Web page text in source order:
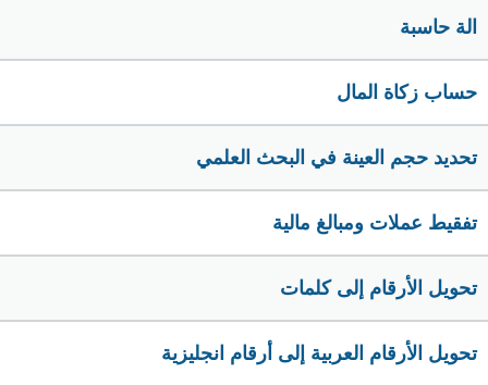
الة حاسبة
حساب زكاة المال
تحديد حجم العينة في البحث العلمي
تفقيط عملات ومبالغ مالية
تحويل الأرقام إلى كلمات
تحويل الأرقام العربية إلى أرقام انجليزية